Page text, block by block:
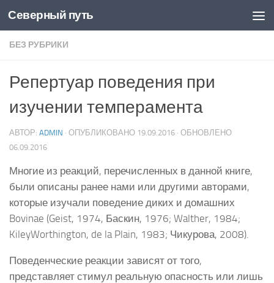
Skip to content
Северный путь
БЕЗ РУБРИКИ
Репертуар поведения при
изучении темперамента
АВТОР: ADMIN · ОПУБЛИКОВАНО 19.09.2016 · ОБНОВЛЕНО
06.09.2016
Многие из реакций, перечисленных в данной книге,
были описаны ранее нами или другими авторами,
которые изучали поведение диких и домашних
Bovinae (Geist, 1974, Баскин, 1976; Walther, 1984;
KileyWorthington, de la Plain, 1983; Чикурова, 2008).
Поведенческие реакции зависят от того,
представляет стимул реальную опасность или лишь